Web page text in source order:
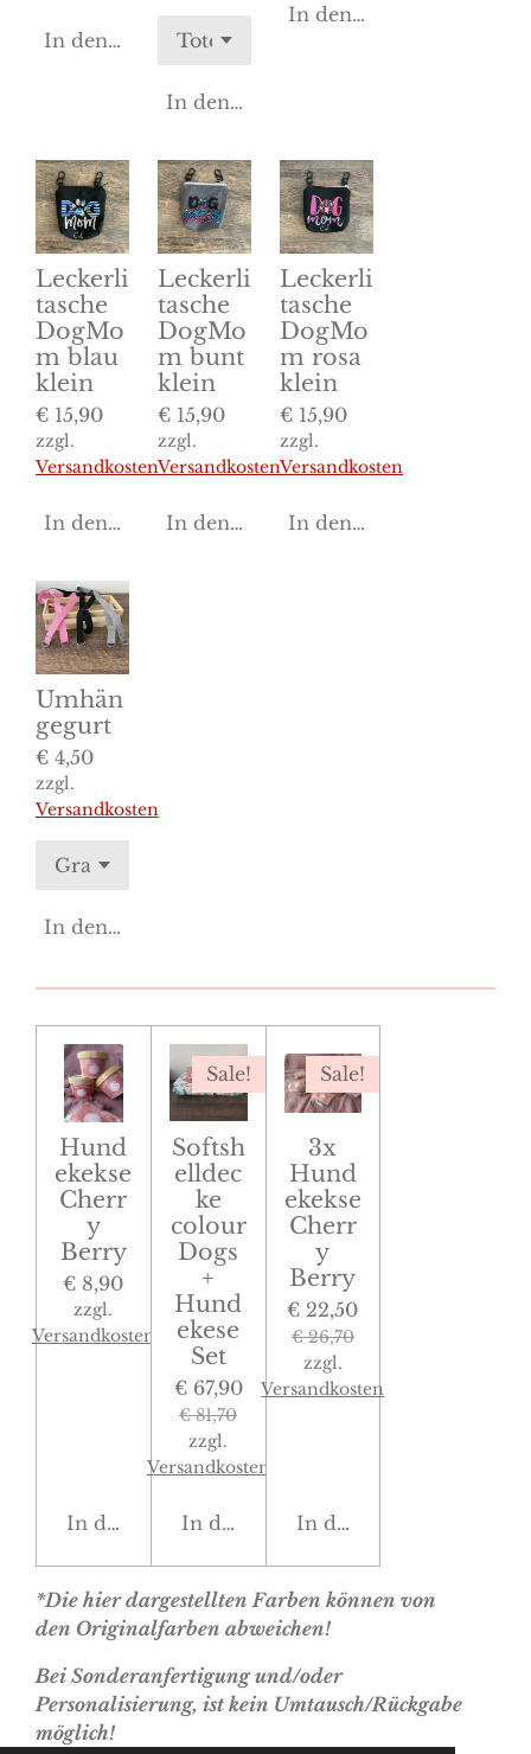
In den Warenkorb
In den Warenkorb
In den Warenkorb
Leckerli
tasche
DogMo
m blau
klein
€ 15,90
zzgl.
Versandkosten
In den Warenkorb
Leckerli
tasche
DogMo
m bunt
klein
€ 15,90
zzgl.
Versandkosten
In den Warenkorb
Leckerli
tasche
DogMo
m rosa
klein
€ 15,90
zzgl.
Versandkosten
In den Warenkorb
Umhän
gegurt
€ 4,50
zzgl.
Versandkosten
In den Warenkorb
Hund
ekekse
Cherr
y
Berry
€ 8,90
zzgl.
Versandkosten
In den Warenkorb
Sale!
Softsh
elldec
ke
colour
Dogs
+
Hund
ekese
Set
€ 67,90
€ 81,70
zzgl.
Versandkosten
In den Warenkorb
Sale!
3x
Hund
ekekse
Cherr
y
Berry
€ 22,50
€ 26,70
zzgl.
Versandkosten
In den Warenkorb
*Die hier dargestellten Farben können von
den Originalfarben abweichen!
Bei Sonderanfertigung und/oder
Personalisierung, ist kein Umtausch/Rückgabe
möglich!